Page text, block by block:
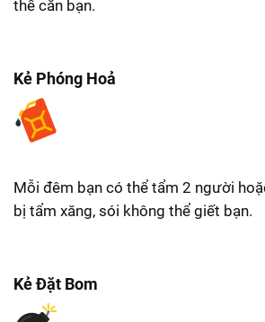
thể cắn bạn.
Kẻ Phóng Hoả
Mỗi đêm bạn có thể tẩm 2 người
bị tẩm xăng, sói không thể giết bạn.
Kẻ Đặt Bom